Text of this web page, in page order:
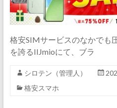
格安SIMサービスのなかでも
を誇るIIJmioにて、ブラ
シロテン（管理人）
格安スマホ